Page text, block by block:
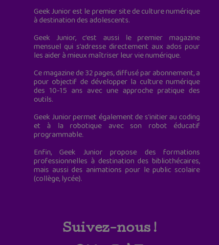
Geek Junior est le premier site de culture numérique
à destination des adolescents.
Geek Junior, c’est aussi le premier magazine
mensuel qui s’adresse directement aux ados pour
les aider à mieux maîtriser leur vie numérique.
Ce magazine de 32 pages, diffusé par abonnement, a
pour objectif de développer la culture numérique
des 10-15 ans avec une approche pratique des
outils.
Geek Junior permet également de s'initier au coding
et à la robotique avec son robot éducatif
programmable.
Enfin, Geek Junior propose des formations
professionnelles à destination des bibliothécaires,
mais aussi des animations pour le public scolaire
(collège, lycée).
Suivez-nous !